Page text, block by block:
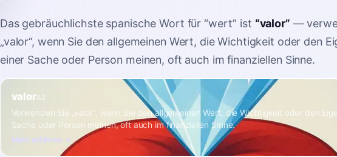
Das gebräuchlichste spanische Wort für “wert” ist “valor” —
„valor“, wenn Sie den allgemeinen Wert, die Wichtigkeit oder den
einer Sache oder Person meinen, oft auch im finanziellen Sinne.
valorA2
Verwenden Sie „valor“, wenn Sie den allgemeinen Wert, die Wichtigkeit oder den
Sache oder Person meinen, oft auch im finanziellen Sinne.
Mehr erfahren →